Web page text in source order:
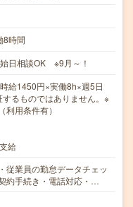
8時間
日相談OK ※9月～！
給1450円×実働8h×週5日
るものではありません。※
用条件有）
給
従業員の勤怠データチェッ
約手続き・電話対応・…